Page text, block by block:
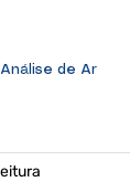
Análise de Ar